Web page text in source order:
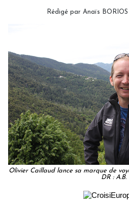
Rédigé par Anaïs BORIOS
Olivier Caillaud lance sa marque de
DR : A.B.